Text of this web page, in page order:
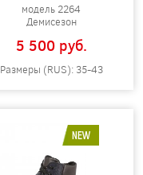
модель 2264
Демисезон
5 500 pуб.
Размеры (RUS): 35-43
NEW